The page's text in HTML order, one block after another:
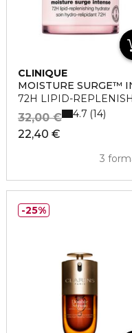
CLINIQUE
MOISTURE SURGE™
72H LIPID-
22,40 €
32,00 €
3
4.7 14
25%